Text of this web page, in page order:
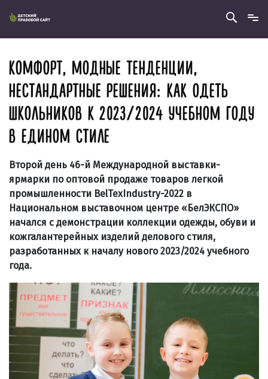
КОМФОРТ, МОДНЫЕ ТЕНДЕНЦИИ,
НЕСТАНДАРТНЫЕ РЕШЕНИЯ: КАК ОДЕТЬ
ШКОЛЬНИКОВ К 2023/2024 УЧЕБНОМ ГОДУ
В ЕДИНОМ СТИЛЕ
Второй день 46-й Международной выставки-
ярмарки по оптовой продаже товаров легкой
промышленности BelTexIndustry-2022 в
Национальном выставочном центре «БелЭКСПО»
начался с демонстрации коллекции одежды, обуви и
кожгалантерейных изделий делового стиля,
разработанных к началу нового 2023/2024 учебного
года.